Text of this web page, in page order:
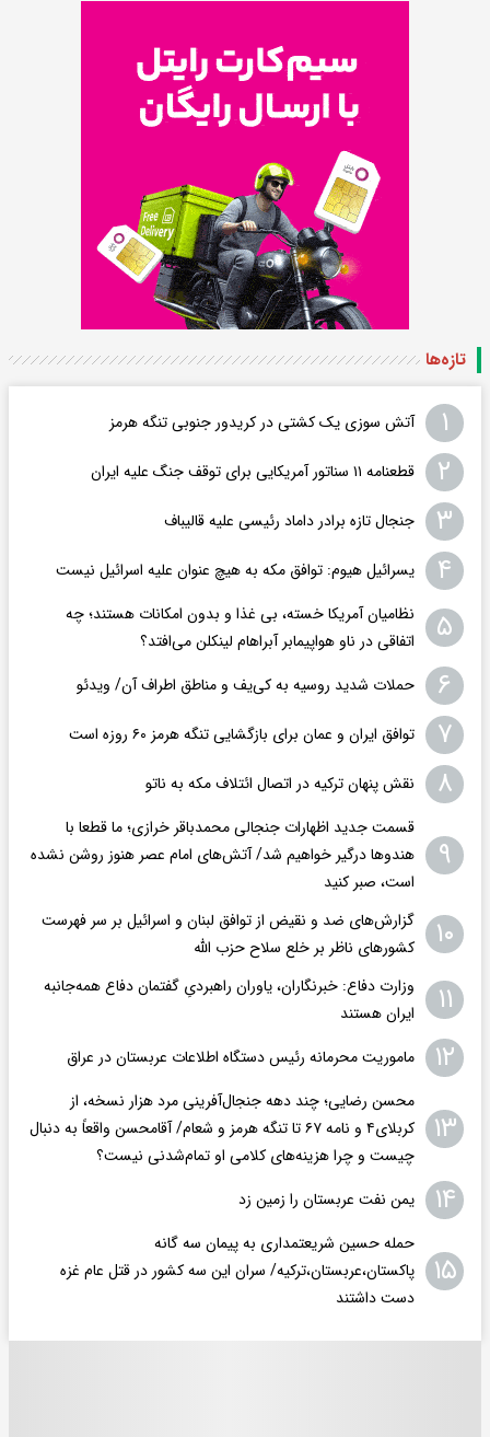
تازه‌ها
۱ آتش سوزی یک کشتی در کریدور جنوبی تنگه هرمز
۲ قطعنامه ۱۱ سناتور آمریکایی برای توقف جنگ علیه ایران
۳ جنجال تازه برادر داماد رئیسی علیه قالیباف
۴ یسرائیل هیوم: توافق مکه به هیچ عنوان علیه اسرائیل نیست
۵
نظامیان آمریکا خسته، بی غذا و بدون امکانات هستند؛ چه
اتفاقی در ناو هواپیمابر آبراهام لینکلن می‌افتد؟
۶ حملات شدید روسیه به کی‌یف و مناطق اطراف آن/ ویدئو
۷ توافق ایران و عمان برای بازگشایی تنگه هرمز ۶۰ روزه است
۸ نقش پنهان ترکیه در اتصال ائتلاف مکه به ناتو
۹
قسمت جدید اظهارات جنجالی محمدباقر خرازی؛ ما قطعا با
هندوها درگیر خواهیم شد/ آتش‌های امام عصر هنوز روشن نشده
است، صبر کنید
۱۰
گزارش‌های ضد و نقیض از توافق لبنان و اسرائیل بر سر فهرست
کشورهای ناظر بر خلع سلاح حزب الله
۱۱
وزارت دفاع: خبرنگاران، یاوران راهبردیِ گفتمان دفاع همه‌جانبه
ایران هستند
۱۲ ماموریت محرمانه رئیس دستگاه اطلاعات عربستان در عراق
۱۳
محسن رضایی؛ چند دهه جنجال‌آفرینی مرد هزار نسخه، از
کربلای۴ و نامه ۶۷ تا تنگه هرمز و شعام/ آقا‌محسن واقعاً به دنبال
چیست و چرا هزینه‌های کلامی او تمام‌شدنی نیست؟
۱۴ یمن نفت عربستان را زمین زد
۱۵
حمله حسین شریعتمداری به پیمان سه گانه
پاکستان،عربستان،ترکیه/ سران این سه کشور در قتل عام غزه
دست داشتند